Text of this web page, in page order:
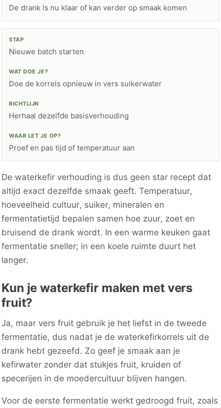
De drank is nu klaar of kan verder op smaak komen
Nieuwe batch starten
Doe de korrels opnieuw in vers suikerwater
Herhaal dezelfde basisverhouding
Proef en pas tijd of temperatuur aan
De waterkefir verhouding is dus geen star recept dat
altijd exact dezelfde smaak geeft. Temperatuur,
hoeveelheid cultuur, suiker, mineralen en
fermentatietijd bepalen samen hoe zuur, zoet en
bruisend de drank wordt. In een warme keuken gaat
fermentatie sneller; in een koele ruimte duurt het
langer.
Kun je waterkefir maken met vers
fruit?
Ja, maar vers fruit gebruik je het liefst in de tweede
fermentatie, dus nadat je de waterkefirkorrels uit de
drank hebt gezeefd. Zo geef je smaak aan je
kefirwater zonder dat stukjes fruit, kruiden of
specerijen in de moedercultuur blijven hangen.
Voor de eerste fermentatie werkt gedroogd fruit, zoals